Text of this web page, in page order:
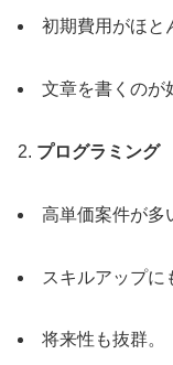
初期費用がほと
文章を書くのが
2. プログラミング
高単価案件が多
スキルアップに
将来性も抜群。